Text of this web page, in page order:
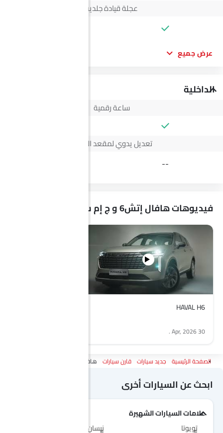
عجلة قيادة جلدية
عرض جميع
الداخلية
ساعة رقمية
تعديل يدوي لمقعد السائق
--
فيديوهات هافال إتش6 و ج إم سي فيجوس
HAVAL H6
30 Apr, 2026
.
الصفحة الرئيسية جديد سيارات قارن سيارات هافال إتش6 Vs ج إم سي فيجوس
ابحث عن السيارات أخرى
علامات السيارات الشهيرة
تويوتا
نيسان